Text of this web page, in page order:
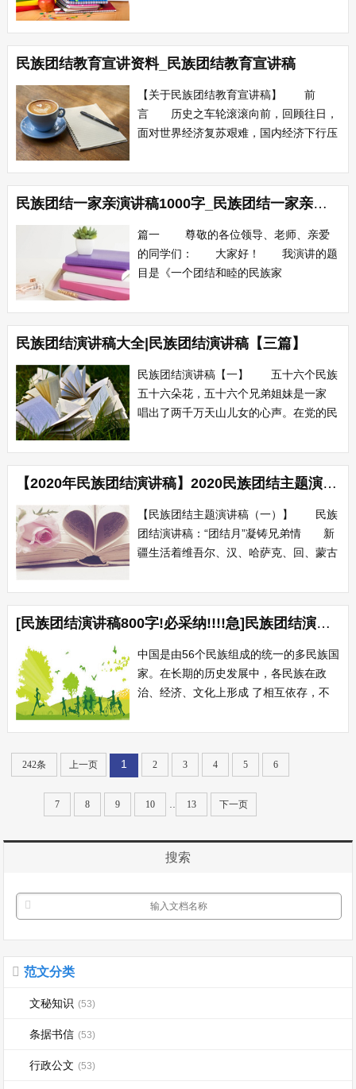
因我们的国家本来就是一个统一的多民族
的大家庭。56个民族，56种习俗，56种
语言，56种文化，把祖国的大地装扮的五
彩斑斓，把祖国的天空描画的壮丽灿烂。
谁能...
民族团结教育宣讲资料_民族团结教育宣讲稿
【关于民族团结教育宣讲稿】 前
言 历史之车轮滚滚向前，回顾往日，
面对世界经济复苏艰难，国内经济下行压
复杂形势，全国各族人民在党中央的领导
下，从容应对挑战，奋力攻坚克难，圆满
实现全年经济社会发展主要预期目标，改
革开放和社会主义现代化建设取得令人瞩
目的重大成就...
民族团结一家亲演讲稿1000字_民族团结一家亲的演讲稿300字【三篇】
篇一 尊敬的各位领导、老师、亲爱
的同学们： 大家好！ 我演讲的题
目是《一个团结和睦的民族家
五十六个兄弟姐妹是一家……“一曲优美
动听的”爱我中华“唱出了十三亿人的心
声，在党的民族政策的光辉照耀下，祖国
大地，安定祥和，到处奏响民族团结的凯
歌。 我们的国家...
民族团结演讲稿大全|民族团结演讲稿【三篇】
民族团结演讲稿【一】 五十六个民族
五十六朵花，五十六个兄弟姐妹是一家
唱出了两千万天山儿女的心声。在党的民
到处奏响民族团结的凯歌。 我们伟大
的中华民族，孕育了五千年的辉煌，五千
年的历史，留下了璀璨的传统文化。在历
史的长河中，仁人志士层出不穷，中华美
德熠熠生...
【2020年民族团结演讲稿】2020民族团结主题演讲稿
【民族团结主题演讲稿（一）】 民族
团结演讲稿：“团结月”凝铸兄弟情 新
疆生活着维吾尔、汉、哈萨克、回、蒙古
分裂祖国的斗争中，各族人民结下了兄弟
般的深厚情谊。 新中国成立以后，党
中央和自治区各级党委、政府高度重视民
族宗教工作，贯彻以马克思主义民族观为
指导...
[民族团结演讲稿800字!必采纳!!!!急]民族团结演讲稿800字
中国是由56个民族组成的统一的多民族国
家。在长期的历史发展中，各民族在政
治、经济、文化上形成 了相互依存，不
体的各民族大杂局、小聚居的格局。
内各民族一律平等，在少数民族聚居的地
建议，体...
242条 上一页 1 2 3 4 5 6
7 8 9 10 13 下一页
搜索
范文分类
文秘知识 (53)
条据书信 (53)
行政公文 (53)